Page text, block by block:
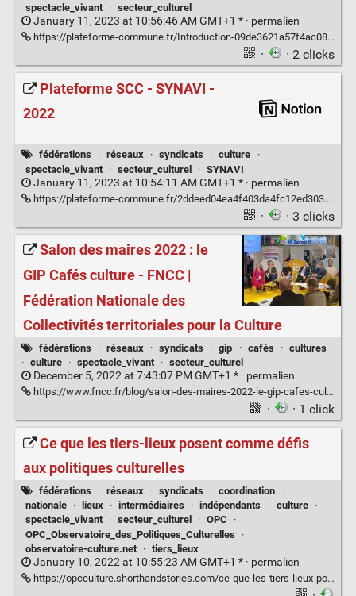
spectacle_vivant
· secteur_culturel
January 11, 2023 at 10:56:46 AM GMT+1 * · permalien
https://plateforme-commune.fr/Introduction-09de3621a57f4ac08598bed683285a4e
· · 2 clicks
Plateforme SCC - SYNAVI -
2022
fédérations · réseaux · syndicats · culture
·
spectacle_vivant
· secteur_culturel · SYNAVI
January 11, 2023 at 10:54:11 AM GMT+1 * · permalien
https://plateforme-commune.fr/2ddeed04ea4f403da4fc12ed3036f5a5
· · 3 clicks
Salon des maires 2022 : le
GIP Cafés culture - FNCC |
Fédération Nationale des
Collectivités territoriales pour la Culture
fédérations · réseaux · syndicats · gip · cafés · cultures
· culture · spectacle_vivant · secteur_culturel
December 5, 2022 at 7:43:07 PM GMT+1 * · permalien
https://www.fncc.fr/blog/salon-des-maires-2022-le-gip-cafes-culture/
· · 1 click
Ce que les tiers-lieux posent comme défis
aux politiques culturelles
fédérations · réseaux · syndicats · coordination
·
nationale
· lieux · intermédiaires · indépendants · culture
·
spectacle_vivant
· secteur_culturel · OPC
·
OPC_Observatoire_des_Politiques_Culturelles
·
observatoire-culture.net
· tiers_lieux
January 10, 2022 at 10:55:23 AM GMT+1 * · permalien
https://opcculture.shorthandstories.com/ce-que-les-tiers-lieux-posent-comme-defis-aux-politiques-culturelles-observatoire-des-politiques-culturelles/#_ftn2